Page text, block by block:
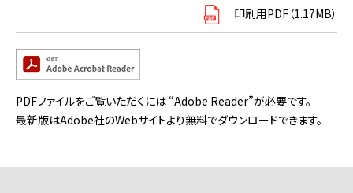
印刷用PDF（1.17MB）
PDFファイルをご覧いただくには “Adobe Reader”が必要です。
最新版はAdobe社のWebサイトより無料でダウンロードできます。